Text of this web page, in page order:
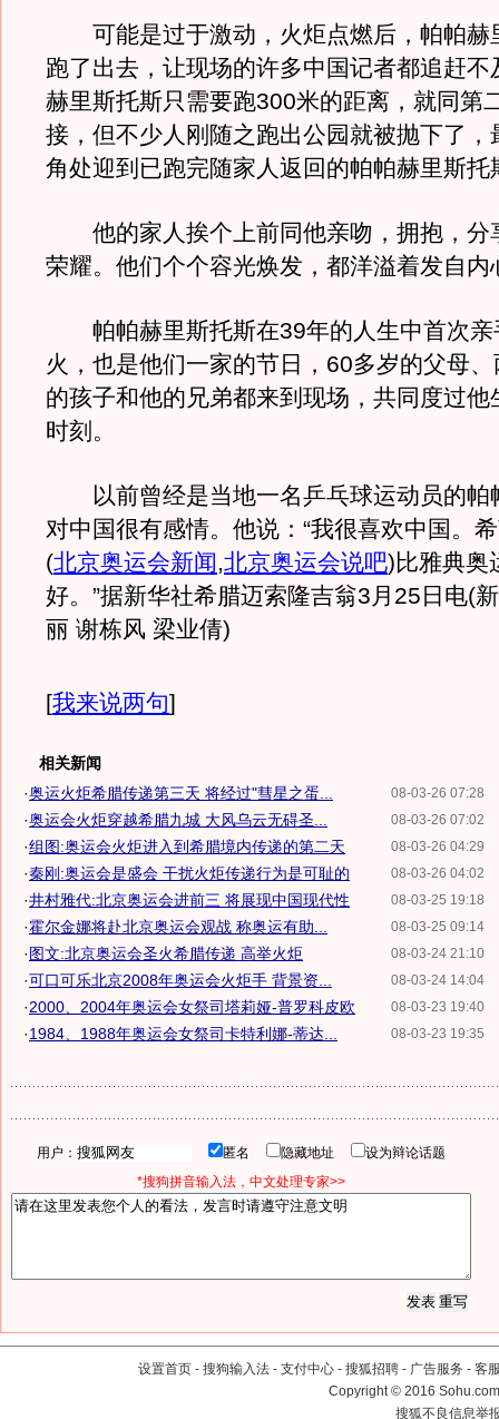
可能是过于激动，火炬点燃后，帕帕赫
跑了出去，让现场的许多中国记者都追赶不
赫里斯托斯只需要跑300米的距离，就同第
接，但不少人刚随之跑出公园就被抛下了，
角处迎到已跑完随家人返回的帕帕赫里斯托
他的家人挨个上前同他亲吻，拥抱，分
荣耀。他们个个容光焕发，都洋溢着发自内
帕帕赫里斯托斯在39年的人生中首次亲
火，也是他们一家的节日，60多岁的父母
的孩子和他的兄弟都来到现场，共同度过他
时刻。
以前曾经是当地一名乒乓球运动员的帕
对中国很有感情。他说：“我很喜欢中国。
(北京奥运会新闻,北京奥运会说吧)比雅典奥
好。”据新华社希腊迈索隆吉翁3月25日电(
丽 谢栋风 梁业倩)
[我来说两句]
相关新闻
08-03-26 07:28
·奥运火炬希腊传递第三天 将经过"彗星之蛋...
08-03-26 07:02
·奥运会火炬穿越希腊九城 大风乌云无碍圣...
08-03-26 04:29
·组图:奥运会火炬进入到希腊境内传递的第二天
08-03-26 04:02
·秦刚:奥运会是盛会 干扰火炬传递行为是可耻的
08-03-25 19:18
·井村雅代:北京奥运会进前三 将展现中国现代性
08-03-25 09:14
·霍尔金娜将赴北京奥运会观战 称奥运有助...
08-03-24 21:10
·图文:北京奥运会圣火希腊传递 高举火炬
08-03-24 14:04
·可口可乐北京2008年奥运会火炬手 背景资...
08-03-23 19:40
·2000、2004年奥运会女祭司塔莉娅-普罗科皮欧
08-03-23 19:35
·1984、1988年奥运会女祭司卡特利娜-蒂达...
用户： 匿名 隐藏地址
设为辩论话题
*搜狗拼音输入法，中文处理专家>>
设置首页 - 搜狗输入法 - 支付中心 - 搜狐招聘 - 广告服务 - 客
Copyright©2016
搜狐不良信息举